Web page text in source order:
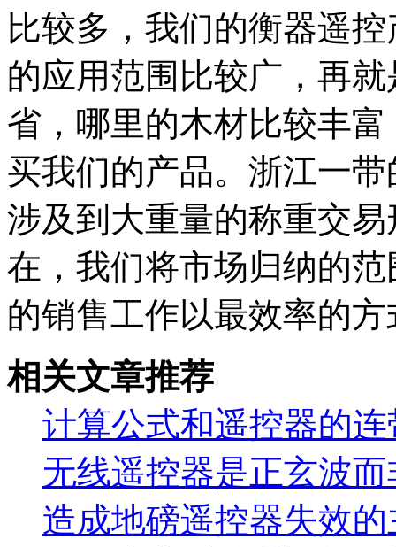
比较多，我们的衡器遥
的应用范围比较广，再
省，哪里的木材比较丰
买我们的产品。浙江一
涉及到大重量的称重交
在，我们将市场归纳的
的销售工作以最效率的
相关文章推荐
计算公式和遥控器的
无线遥控器是正玄波
造成地磅遥控器失效